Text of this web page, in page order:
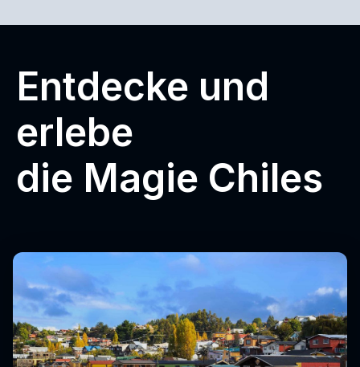
Entdecke und
erlebe
die Magie Chiles